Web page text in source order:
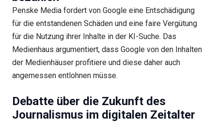
Penske Media fordert von Google eine Entschädigung
für die entstandenen Schäden und eine faire Vergütung
für die Nutzung ihrer Inhalte in der KI-Suche. Das
Medienhaus argumentiert, dass Google von den Inhalten
der Medienhäuser profitiere und diese daher auch
angemessen entlohnen müsse.
Debatte über die Zukunft des
Journalismus im digitalen Zeitalter